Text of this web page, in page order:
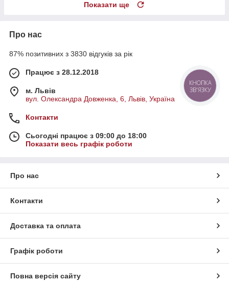
Показати ще
Про нас
87% позитивних з 3830 відгуків за рік
Працює з 28.12.2018
м. Львів
вул. Олександра Довженка, 6, Львів, Україна
Контакти
Сьогодні працює з 09:00 до 18:00
Показати весь графік роботи
Про нас
Контакти
Доставка та оплата
Графік роботи
Повна версія сайту
КНОПКА
ЗВ'ЯЗКУ